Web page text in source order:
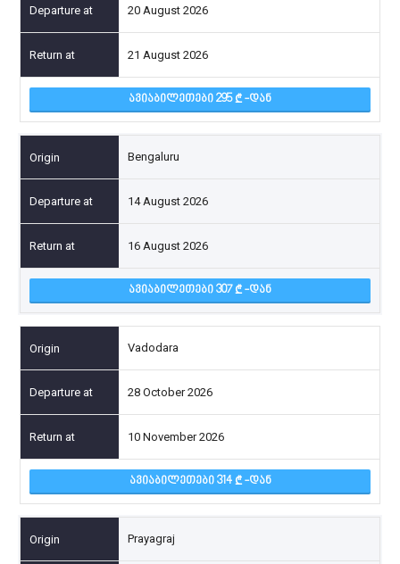
20 August 2026
21 August 2026
ᲐᲕᲘᲐᲑᲘᲚᲔᲗᲔᲑᲘ 295 -ᲓᲐᲜ
Bengaluru
14 August 2026
16 August 2026
ᲐᲕᲘᲐᲑᲘᲚᲔᲗᲔᲑᲘ 307 -ᲓᲐᲜ
Vadodara
28 October 2026
10 November 2026
ᲐᲕᲘᲐᲑᲘᲚᲔᲗᲔᲑᲘ 314 -ᲓᲐᲜ
Prayagraj